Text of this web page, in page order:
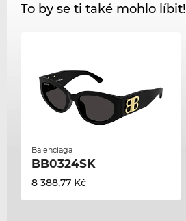
To by se ti také mohlo líbit!
Balenciaga
BB0324SK
8 388,77 Kč